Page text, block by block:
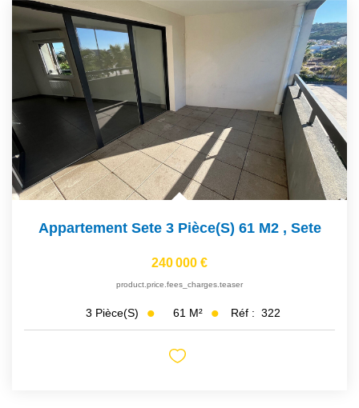
Appartement Sete 3 Pièce(s) 61 M2 , Sete
240 000 €
product.price.fees_charges.teaser
3 Pièce(s) 61 M² Réf : 322